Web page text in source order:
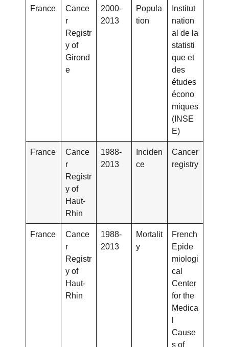
France
Cance
r
Registr
y of
Girond
e
2000-
2013
Popula
tion
Institut
nation
al de la
statisti
que et
des
études
écono
miques
(INSE
E)
France
Cance
r
Registr
y of
Haut-
Rhin
1988-
2013
Inciden
ce
Cancer
registry
France
Cance
r
Registr
y of
Haut-
Rhin
1988-
2013
Mortalit
y
French
Epide
miologi
cal
Center
for the
Medica
Cause
s of